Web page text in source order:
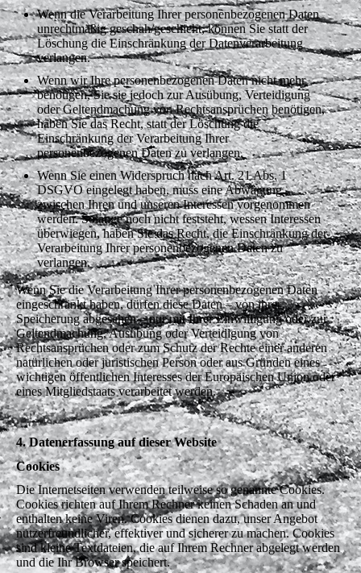
Wenn die Verarbeitung Ihrer personenbezogenen Daten
unrechtmäßig geschah/geschieht, können Sie statt der
Löschung die Einschränkung der Datenverarbeitung
verlangen.
Wenn wir Ihre personenbezogenen Daten nicht mehr
benötigen, Sie sie jedoch zur Ausübung, Verteidigung
oder Geltendmachung von Rechtsansprüchen benötigen,
haben Sie das Recht, statt der Löschung die
Einschränkung der Verarbeitung Ihrer
personenbezogenen Daten zu verlangen.
Wenn Sie einen Widerspruch nach Art. 21 Abs. 1
DSGVO eingelegt haben, muss eine Abwägung
zwischen Ihren und unseren Interessen vorgenommen
werden. Solange noch nicht feststeht, wessen Interessen
überwiegen, haben Sie das Recht, die Einschränkung der
Verarbeitung Ihrer personenbezogenen Daten zu
verlangen.
Wenn Sie die Verarbeitung Ihrer personenbezogenen Daten
eingeschränkt haben, dürfen diese Daten – von ihrer
Speicherung abgesehen – nur mit Ihrer Einwilligung oder zur
Geltendmachung, Ausübung oder Verteidigung von
Rechtsansprüchen oder zum Schutz der Rechte einer anderen
natürlichen oder juristischen Person oder aus Gründen eines
wichtigen öffentlichen Interesses der Europäischen Union oder
eines Mitgliedstaats verarbeitet werden.
4. Datenerfassung auf dieser Website
Cookies
Die Internetseiten verwenden teilweise so genannte Cookies.
Cookies richten auf Ihrem Rechner keinen Schaden an und
enthalten keine Viren. Cookies dienen dazu, unser Angebot
nutzerfreundlicher, effektiver und sicherer zu machen. Cookies
sind kleine Textdateien, die auf Ihrem Rechner abgelegt werden
und die Ihr Browser speichert.